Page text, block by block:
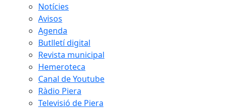
Notícies
Avisos
Agenda
Butlletí digital
Revista municipal
Hemeroteca
Canal de Youtube
Ràdio Piera
Televisió de Piera